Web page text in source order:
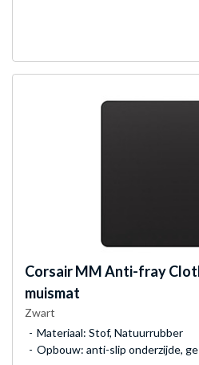
CorsairMM Anti-fray
muismat
Zwart
Materiaal: Stof, Natuurrubber
Opbouw: anti-slip onderzijde,